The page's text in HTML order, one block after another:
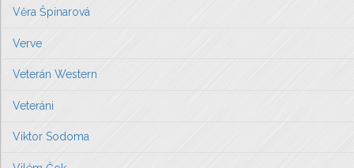
Věra Špinarová
Verve
Veterán Western
Veteráni
Viktor Sodoma